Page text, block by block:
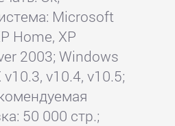
Microsoft
Home, XP
2003; Windows
v10.4, v10.5;
50 000 стр.;